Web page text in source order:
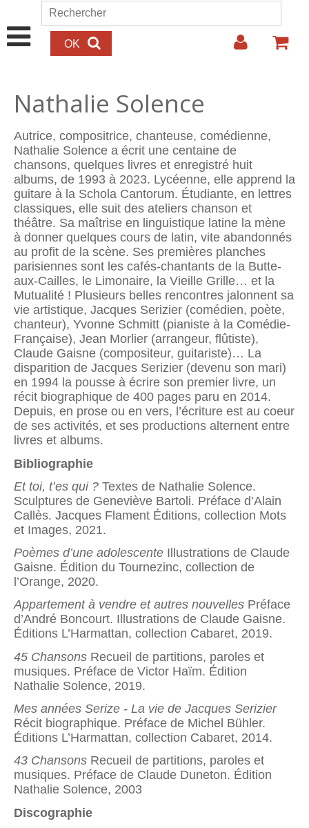
Aller au contenu principal
Formulaire de recherche
Rechercher
Nathalie Solence
Autrice, compositrice, chanteuse, comédienne,
Nathalie Solence a écrit une centaine de
chansons, quelques livres et enregistré huit
albums, de 1993 à 2023. Lycéenne, elle apprend la
guitare à la Schola Cantorum. Étudiante, en lettres
classiques, elle suit des ateliers chanson et
théâtre. Sa maîtrise en linguistique latine la mène
à donner quelques cours de latin, vite abandonnés
au profit de la scène. Ses premières planches
parisiennes sont les cafés-chantants de la Butte-
aux-Cailles, le Limonaire, la Vieille Grille… et la
Mutualité ! Plusieurs belles rencontres jalonnent sa
vie artistique, Jacques Serizier (comédien, poète,
chanteur), Yvonne Schmitt (pianiste à la Comédie-
Française), Jean Morlier (arrangeur, flûtiste),
Claude Gaisne (compositeur, guitariste)… La
disparition de Jacques Serizier (devenu son mari)
en 1994 la pousse à écrire son premier livre, un
récit biographique de 400 pages paru en 2014.
Depuis, en prose ou en vers, l’écriture est au coeur
de ses activités, et ses productions alternent entre
livres et albums.
Bibliographie
Et toi, t’es qui ? Textes de Nathalie Solence.
Sculptures de Geneviève Bartoli. Préface d’Alain
Callès. Jacques Flament Éditions, collection Mots
et Images, 2021.
Poèmes d’une adolescente Illustrations de Claude
Gaisne. Édition du Tournezinc, collection de
l’Orange, 2020.
Appartement à vendre et autres nouvelles Préface
d’André Boncourt. Illustrations de Claude Gaisne.
Éditions L’Harmattan, collection Cabaret, 2019.
45 Chansons Recueil de partitions, paroles et
musiques. Préface de Victor Haïm. Édition
Nathalie Solence, 2019.
Mes années Serize - La vie de Jacques Serizier
Récit biographique. Préface de Michel Bühler.
Éditions L’Harmattan, collection Cabaret, 2014.
43 Chansons Recueil de partitions, paroles et
musiques. Préface de Claude Duneton. Édition
Nathalie Solence, 2003
Discographie